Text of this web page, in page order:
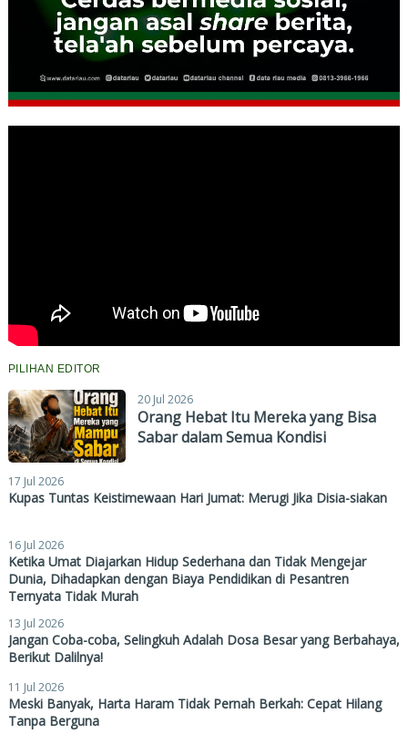
PILIHAN EDITOR
20 Jul 2026
Orang Hebat Itu Mereka yang Bisa
Sabar dalam Semua Kondisi
17 Jul 2026
Kupas Tuntas Keistimewaan Hari Jumat: Merugi Jika Disia-siakan
16 Jul 2026
Ketika Umat Diajarkan Hidup Sederhana dan Tidak Mengejar
Dunia, Dihadapkan dengan Biaya Pendidikan di Pesantren
Ternyata Tidak Murah
13 Jul 2026
Jangan Coba-coba, Selingkuh Adalah Dosa Besar yang Berbahaya,
Berikut Dalilnya!
11 Jul 2026
Meski Banyak, Harta Haram Tidak Pernah Berkah: Cepat Hilang
Tanpa Berguna